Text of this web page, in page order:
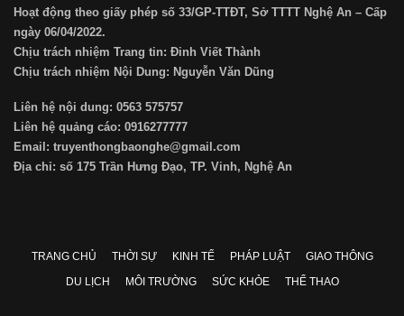
Hoạt động theo giấy phép số 33/GP-TTĐT, Sở TTTT Nghệ An – Cấp
ngày 06/04/2022.
Chịu trách nhiệm Trang tin: Đinh Viết Thành
Chịu trách nhiệm Nội Dung: Nguyễn Văn Dũng
Liên hệ nội dung: 0563 575757
Liên hệ quảng cáo: 0916277777
Email: truyenthongbaonghe@gmail.com
Địa chỉ: số 175 Trần Hưng Đạo, TP. Vinh, Nghệ An
TRANG CHỦ THỜI SỰ KINH TẾ PHÁP LUẬT
GIAO THÔNG
DU LỊCH
MÔI TRƯỜNG SỨC KHỎE THỂ THAO